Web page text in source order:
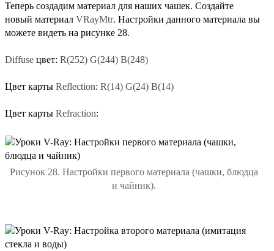
Теперь создадим материал для наших чашек. Создайте
новый материал VRayMtr. Настройки данного материала вы
можете видеть на рисунке 28.
Diffuse цвет: R(252) G(244) B(248)
Цвет карты Reflection: R(14) G(24) B(14)
Цвет карты Refraction:
Рисунок 28. Настройки первого материала (чашки, блюдца
и чайник).